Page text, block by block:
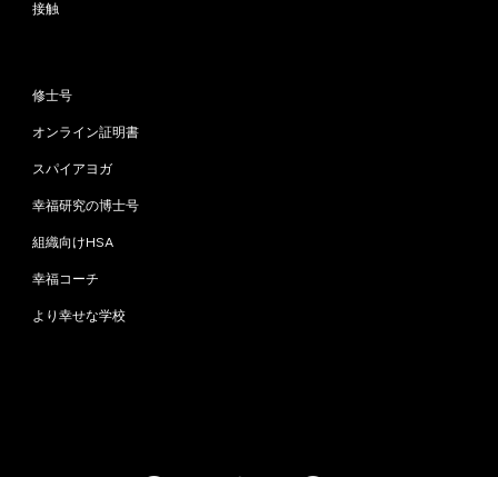
接触
修士号
オンライン証明書
スパイアヨガ
幸福研究の博士号
組織向けHSA
幸福コーチ
より幸せな学校